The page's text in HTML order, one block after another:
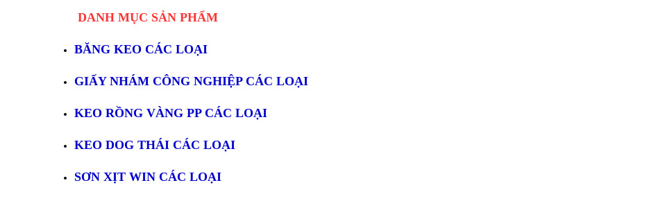
DANH MỤC SẢN PHẨM
BĂNG KEO CÁC LOẠI
GIẤY NHÁM CÔNG NGHIỆP CÁC LOẠI
KEO RỒNG VÀNG PP CÁC LOẠI
KEO DOG THÁI CÁC LOẠI
SƠN XỊT WIN CÁC LOẠI